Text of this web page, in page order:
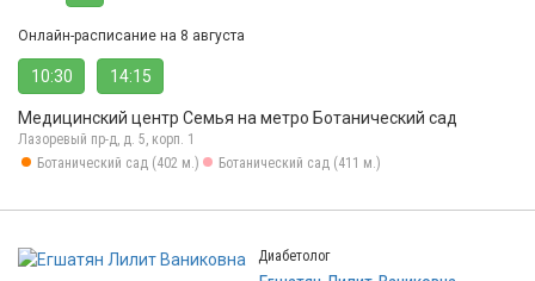
Онлайн-расписание на 8 августа
10:30 14:15
Медицинский центр Семья на метро Ботанический сад
Лазоревый пр-д, д. 5, корп. 1
Ботанический сад (402 м.)
Ботанический сад (411 м.)
Диабетолог